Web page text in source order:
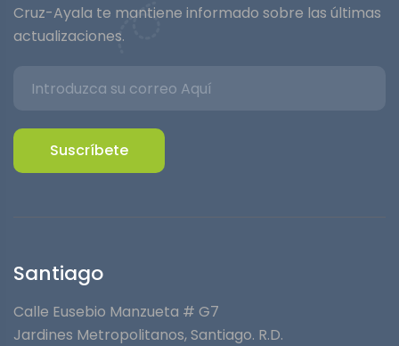
Cruz-Ayala te mantiene informado sobre las últimas
actualizaciones.
Suscríbete
Santiago
Calle Eusebio Manzueta # G7
Jardines Metropolitanos⁣, Santiago. R.D.